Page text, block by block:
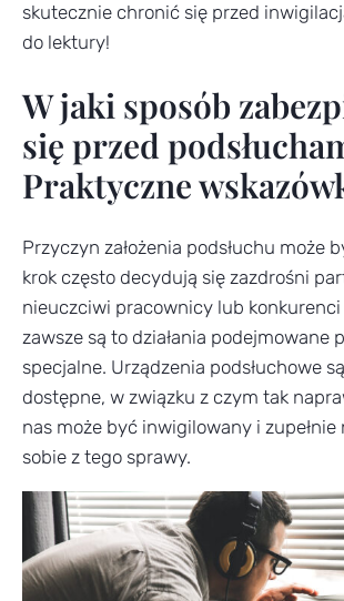
skutecznie chronić się przed
do lektury!
W jaki sposób
się przed
Praktyczne
Przyczyn założenia podsłuchu może
krok często decydują się zazdrośni
nieuczciwi pracownicy lub konkurenci
zawsze są to działania podejmowane
specjalne. Urządzenia podsłuchowe
dostępne, w związku z czym tak
nas może być inwigilowany i zupełnie
sobie z tego sprawy.